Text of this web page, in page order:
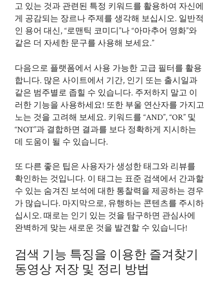
고 있는 것과 관련된 특정 키워드를 활용하여 자신에
게 공감되는 장르나 주제를 생각해 보십시오. 일반적
인 용어 대신, “로맨틱 코미디”나 “아마추어 영화”와
같은 더 자세한 문구를 사용해 보세요.”
다음으로 플랫폼에서 사용 가능한 고급 필터를 활용
합니다. 많은 사이트에서 기간, 인기 또는 출시일과
같은 범주별로 좁힐 수 있습니다. 주저하지 말고 이
러한 기능을 사용하세요! 또한 부울 연산자를 가지고
노는 것을 고려해 보세요. 키워드를 “AND”, “OR” 및
“NOT”과 결합하면 결과를 보다 정확하게 지시하는
데 도움이 될 수 있습니다.
또 다른 좋은 팁은 사용자가 생성한 태그와 리뷰를
확인하는 것입니다. 이 태그는 표준 검색에서 간과할
수 있는 숨겨진 보석에 대한 통찰력을 제공하는 경우
가 많습니다. 마지막으로, 유행하는 콘텐츠를 주시하
십시오. 때로는 인기 있는 것을 탐구하면 관심사에
완벽하게 맞는 새로운 것을 발견할 수 있습니다!
검색 기능 특징을 이용한 즐겨찾기
동영상 저장 및 정리 방법